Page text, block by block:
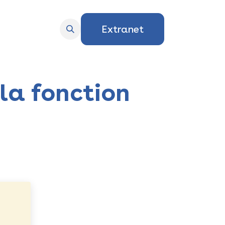
Extranet
fonction